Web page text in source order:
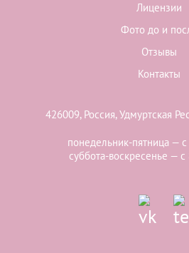
Лицензии
Фото до и
Отзывы
Контакты
426009, Россия, Удмуртская
понедельник-пятница —
суббота-воскресенье —